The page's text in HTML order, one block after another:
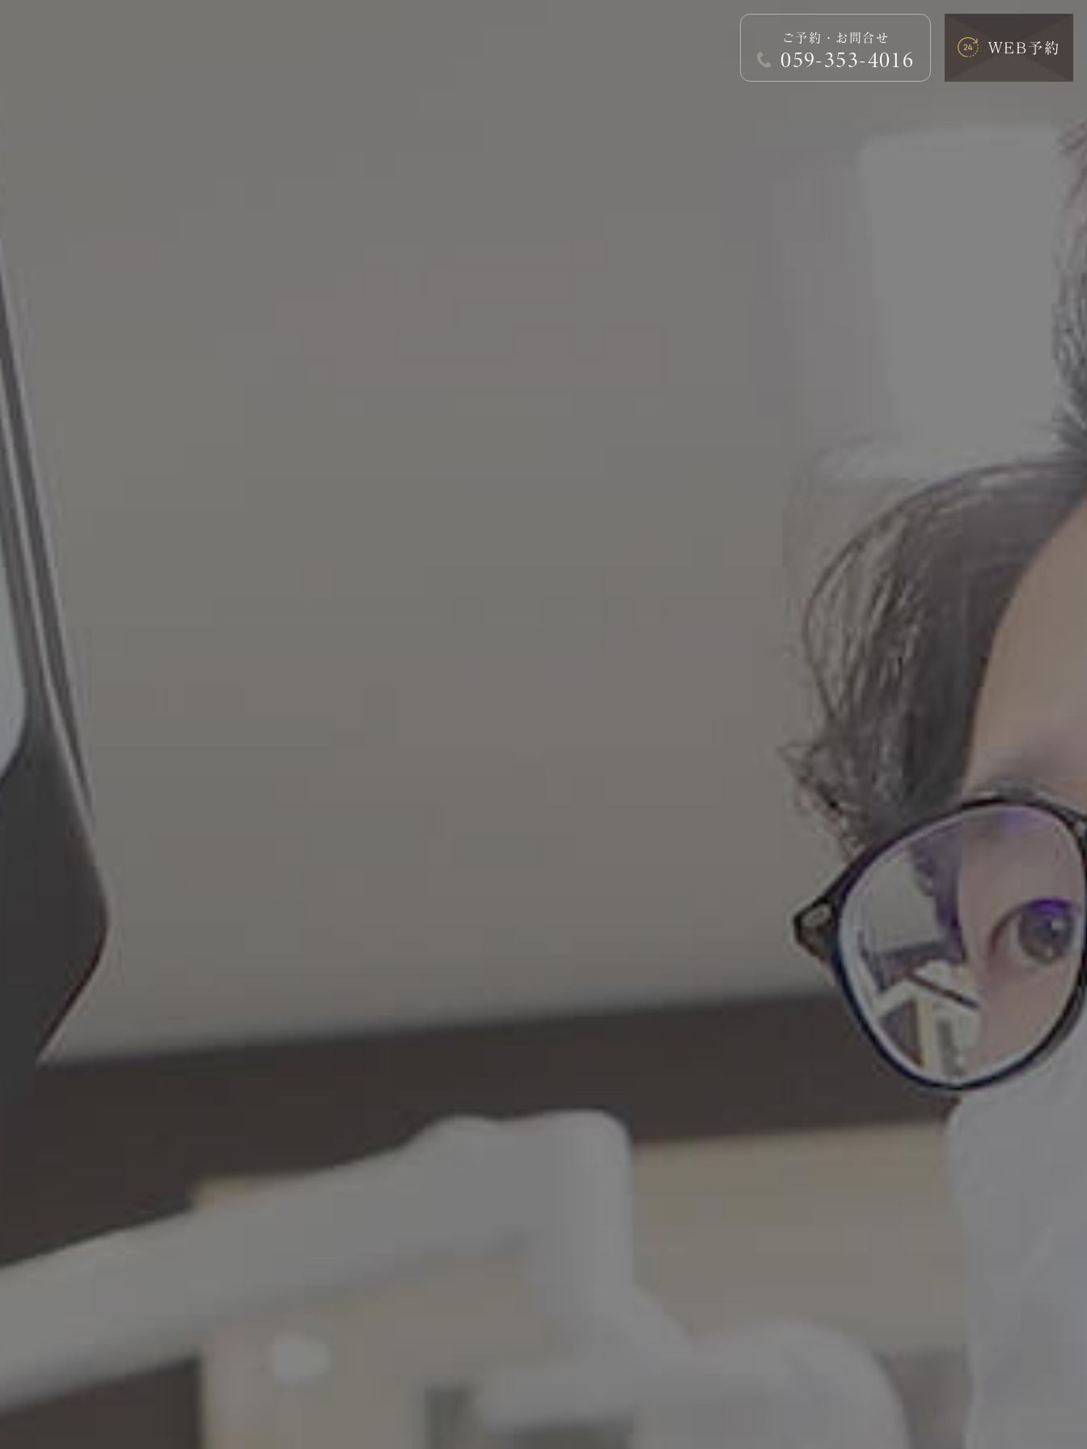
ご予約・お問合せ
059-353-4016 WEB予約